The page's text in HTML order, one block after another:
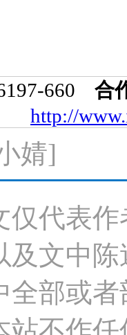
婧]
仅代表
及文中
全部或
站不作
实相关内